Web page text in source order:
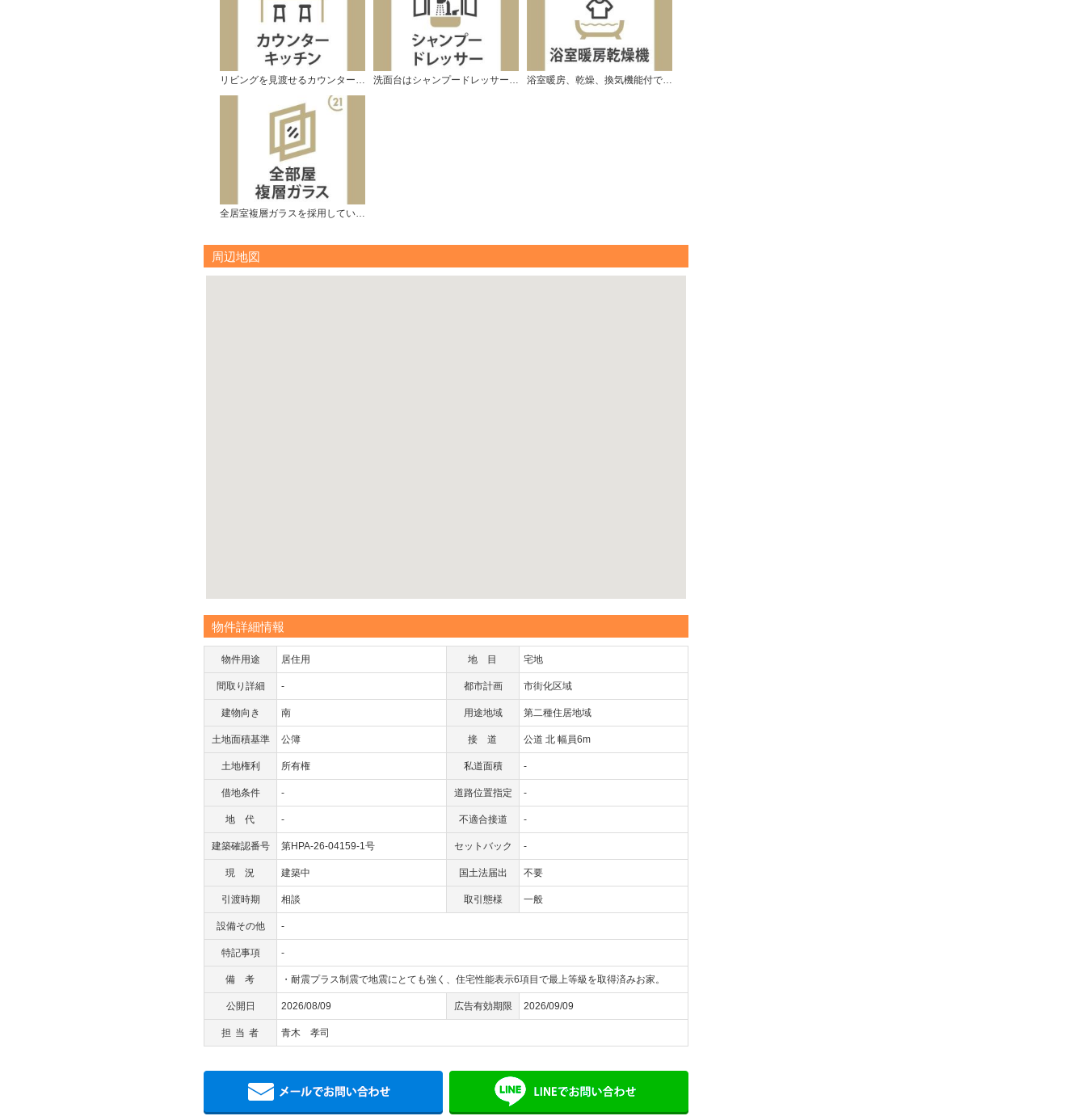
リビングを見渡せるカウンターキッチン。 洗面台はシャンプードレッサー仕様です。 浴室暖房、乾燥、換気機能付で快適です♪
全居室複層ガラスを採用しています。
周辺地図
物件詳細情報
物件用途 居住用 地目 宅地
間取り詳細 - 都市計画 市街化区域
建物向き 南 用途地域 第二種住居地域
土地面積基準 公簿 接道 公道 北 幅員6m
土地権利 所有権 私道面積 -
借地条件 - 道路位置指定 -
地代 - 不適合接道 -
建築確認番号 第HPA-26-04159-1号 セットバック -
現況 建築中 国土法届出 不要
引渡時期 相談 取引態様 一般
設備その他 -
特記事項 -
備考 ・耐震プラス制震で地震にとても強く、住宅性能表示6項目で最上等級を取得済みお家。
公開日 2026/08/09 広告有効期限 2026/09/09
担当者 青木 孝司
メールでお問い合わせ